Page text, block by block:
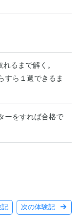
るまで解く。
すら１週できるま
をすれば合格で
記 次の体験記